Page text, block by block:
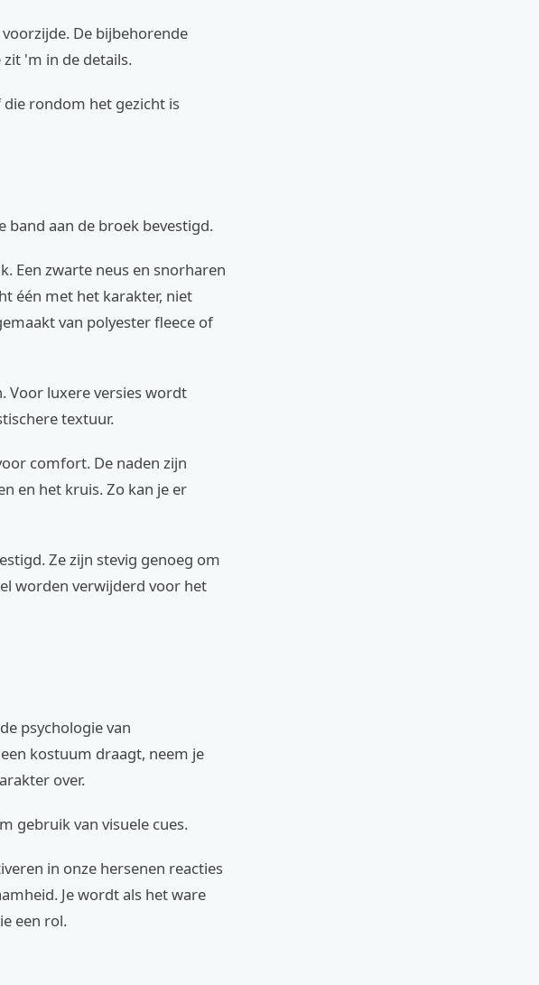
De bijbehorende
'm in de details.
rondom het gezicht is
band aan de broek bevestigd.
Een zwarte neus en snorharen
één met het karakter, niet
van polyester fleece of
Voor luxere versies wordt
textuur.
comfort. De naden zijn
en het kruis. Zo kan je er
Ze zijn stevig genoeg om
worden verwijderd voor het
psychologie van
kostuum draagt, neem je
over.
gebruik van visuele cues.
in onze hersenen reacties
Je wordt als het ware
een rol.